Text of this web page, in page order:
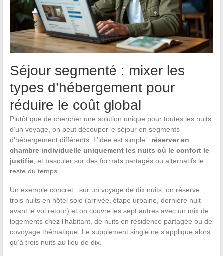
Séjour segmenté : mixer les
types d’hébergement pour
réduire le coût global
Plutôt que de chercher une solution unique pour toutes les nuits
d’un voyage, on peut découper le séjour en segments
d’hébergement différents. L’idée est simple : réserver en
chambre individuelle uniquement les nuits où le confort le
justifie, et basculer sur des formats partagés ou alternatifs le
reste du temps.
Un exemple concret : sur un voyage de dix nuits, on réserve
trois nuits en hôtel solo (arrivée, étape urbaine, dernière nuit
avant le vol retour) et on couvre les sept autres avec un mix de
logements chez l’habitant, de nuits en résidence partagée ou de
covoyage thématique. Le supplément single ne s’applique alors
qu’à trois nuits au lieu de dix.